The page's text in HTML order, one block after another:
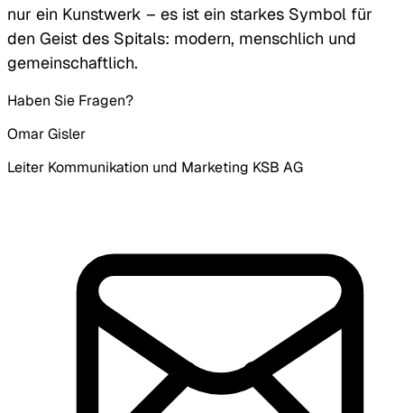
nur ein Kunstwerk – es ist ein starkes Symbol für
den Geist des Spitals: modern, menschlich und
gemeinschaftlich.
Haben Sie Fragen?
Omar Gisler
Leiter Kommunikation und Marketing KSB AG